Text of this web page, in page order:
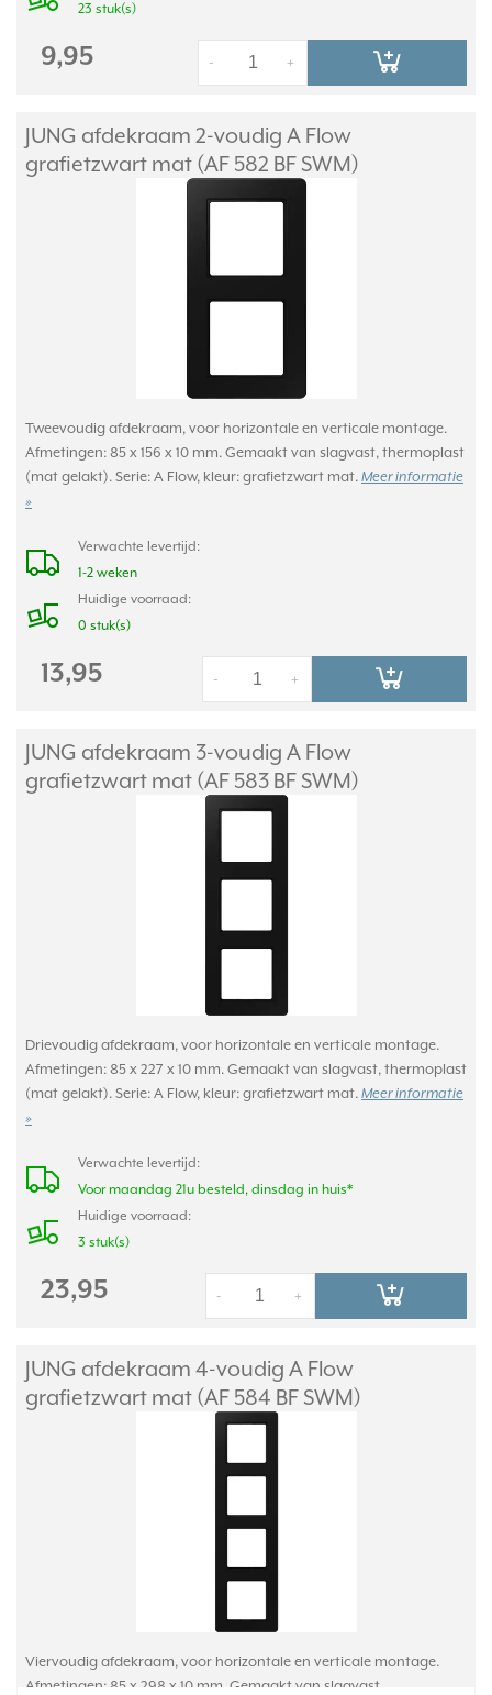
23 stuk(s)
9,95 +
-
JUNG afdekraam 2-voudig A Flow
grafietzwart mat (AF 582 BF SWM)
Tweevoudig afdekraam, voor horizontale en verticale montage.
Afmetingen: 85 x 156 x 10 mm. Gemaakt van slagvast, thermoplast
(mat gelakt). Serie: A Flow, kleur: grafietzwart mat. Meer informatie
»
Verwachte levertijd:
1-2 weken
Huidige voorraad:
0 stuk(s)
13,95 +
-
JUNG afdekraam 3-voudig A Flow
grafietzwart mat (AF 583 BF SWM)
Drievoudig afdekraam, voor horizontale en verticale montage.
Afmetingen: 85 x 227 x 10 mm. Gemaakt van slagvast, thermoplast
(mat gelakt). Serie: A Flow, kleur: grafietzwart mat. Meer informatie
»
Verwachte levertijd:
Voor maandag 21u besteld, dinsdag in huis*
Huidige voorraad:
3 stuk(s)
23,95 +
-
JUNG afdekraam 4-voudig A Flow
grafietzwart mat (AF 584 BF SWM)
Viervoudig afdekraam, voor horizontale en verticale montage.
Afmetingen: 85 x 298 x 10 mm. Gemaakt van slagvast,